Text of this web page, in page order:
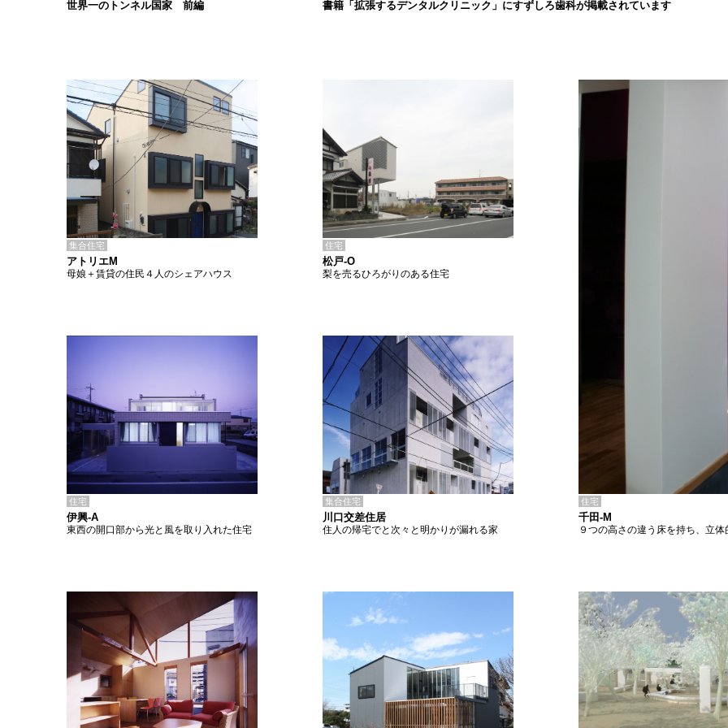
書籍「拡張するデンタルクリニック」にすずしろ歯科が掲載されています
世界一のトンネル国家 前編
集合住宅
アトリエM
母娘＋賃貸の住民４人のシェアハウス
住宅
松戸-O
梨を売るひろがりのある住宅
住宅
伊興-A
東西の開口部から光と風を取り入れた住宅
集合住宅
川口交差住居
住人の帰宅でと次々と明かりが漏れる家
住宅
千田-M
９つの高さの違う床を持ち、立体